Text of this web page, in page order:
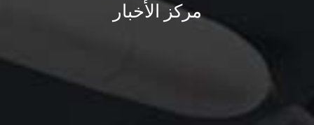
مركز الأخبار